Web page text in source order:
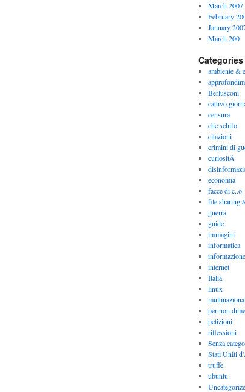
March 2007
February
January
March 200
Categories
ambiente &
Berlusconi
cattivo
censura
che schifo
citazioni
crimini di
curiositÃ
economia
facce di c..o
file sharing
guerra
guide
immagini
informatica
informazione
internet
Italia
linux
per non
petizioni
riflessioni
Senza
Stati Uniti
truffe
ubuntu